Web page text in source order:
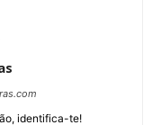
identifica-te!